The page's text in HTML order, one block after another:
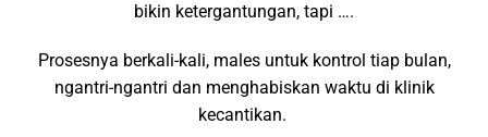
bikin ketergantungan, tapi ….
Prosesnya berkali-kali, males untuk kontrol tiap bulan,
ngantri-ngantri dan menghabiskan waktu di klinik
kecantikan.